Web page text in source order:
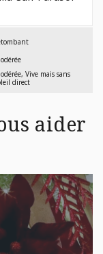
Vive mais sans
direct
aider